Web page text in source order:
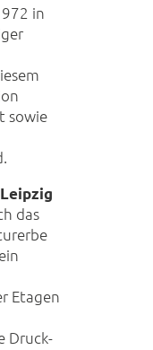
in
sowie
das
Etagen
Druck-